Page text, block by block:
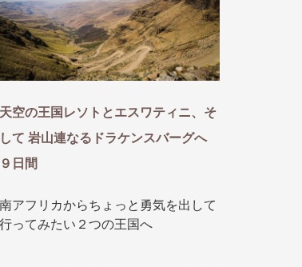
地とエリア
月
1月
2月 3月 4月 5月
11月
“知究”紀行
GRAND'EX
地とエリア
月
冬の国内旅行
1月 8月 9月
年末年始
夢の休日 煌
夢の休日 国内旅行
天空の王国レソトとエスワティニ、そ
して 岩山連なるドラケンスバーグへ
９日間
南アフリカからちょっと勇気を出して
行ってみたい２つの王国へ